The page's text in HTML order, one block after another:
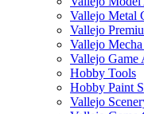
Vallejo Metal
Vallejo
Vallejo
Vallejo Game
Hobby Tools
Hobby Paint
Vallejo